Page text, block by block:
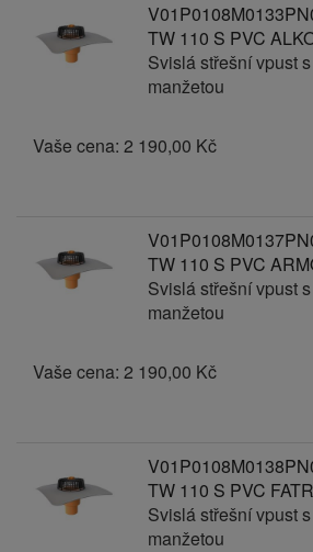
TW 110 S PVC
Svislá střešní vpust
manžetou
Vaše cena: 2 190,00 Kč
TW 110 S PVC
Svislá střešní vpust
manžetou
Vaše cena: 2 190,00 Kč
TW 110 S PVC
Svislá střešní vpust
manžetou